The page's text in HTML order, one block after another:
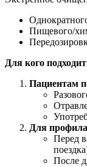
Пищевого/
Для кого подходит
Пациентам
Для
Перед
После